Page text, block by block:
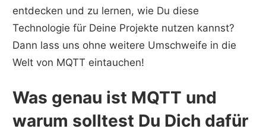
entdecken und zu lernen, wie Du diese
Technologie für Deine Projekte nutzen kannst?
Dann lass uns ohne weitere Umschweife in die
Welt von MQTT eintauchen!
Was genau ist MQTT und
warum solltest Du Dich dafür